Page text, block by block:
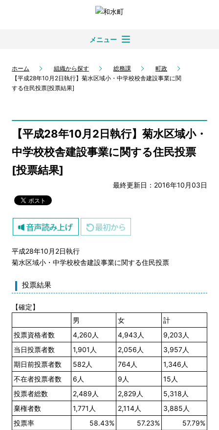
メニュー
ホーム 組織から探す 総務課
町政
【平成28年10月2日執行】菊水区域小・中学校校舎建設事業に関
する住民投票[投票結果]
【平成28年10月2日執行】菊水区域小・
中学校校舎建設事業に関する住民投票
[投票結果]
最終更新日：2016年10月03日
平成28年10月2日執行
菊水区域小・中学校校舎建設事業に関する住民投票
投票結果
【確定】
男
女
計
投票資格者数
4,260人 4,943人
9,203人
当日投票者数
1,901人 2,056人
3,957人
期日前投票者数
582人 764人
1,346人
不在者投票者数
6人 9人
15人
投票者総数
2,489人 2,829人
5,318人
棄権者数
1,771人 2,114人
3,885人
投票率
58.43% 57.23% 57.79%